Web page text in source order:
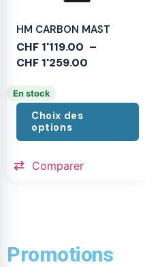
HM CARBON MAST
CHF 1'119.00 –
CHF 1'259.00
En stock
Choix des
options
Comparer
Promotions